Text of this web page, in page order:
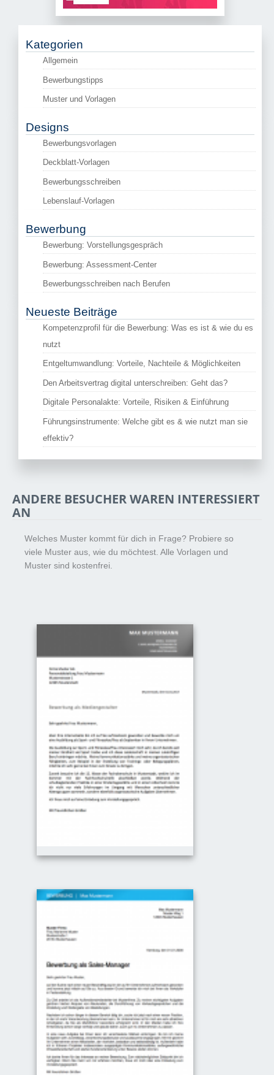
Kategorien
Allgemein
Bewerbungstipps
Muster und Vorlagen
Designs
Bewerbungsvorlagen
Deckblatt-Vorlagen
Bewerbungsschreiben
Lebenslauf-Vorlagen
Bewerbung
Bewerbung: Vorstellungsgespräch
Bewerbung: Assessment-Center
Bewerbungsschreiben nach Berufen
Neueste Beiträge
Kompetenzprofil für die Bewerbung: Was es ist & wie du es
nutzt
Entgeltumwandlung: Vorteile, Nachteile & Möglichkeiten
Den Arbeitsvertrag digital unterschreiben: Geht das?
Digitale Personalakte: Vorteile, Risiken & Einführung
Führungsinstrumente: Welche gibt es & wie nutzt man sie
effektiv?
ANDERE BESUCHER WAREN INTERESSIERT
AN
Welches Muster kommt für dich in Frage? Probiere so
viele Muster aus, wie du möchtest. Alle Vorlagen und
Muster sind kostenfrei.